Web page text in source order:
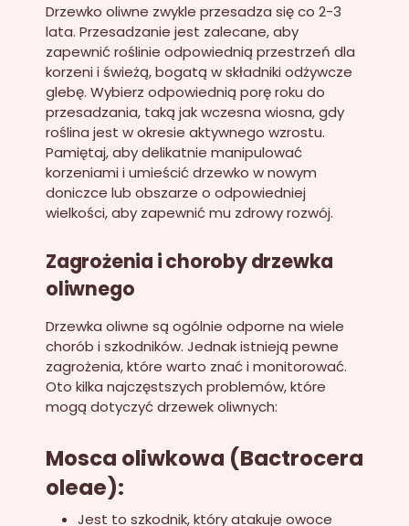
Drzewko oliwne zwykle przesadza się co 2-3
lata. Przesadzanie jest zalecane, aby
zapewnić roślinie odpowiednią przestrzeń dla
korzeni i świeżą, bogatą w składniki odżywcze
glebę. Wybierz odpowiednią porę roku do
przesadzania, taką jak wczesna wiosna, gdy
roślina jest w okresie aktywnego wzrostu.
Pamiętaj, aby delikatnie manipulować
korzeniami i umieścić drzewko w nowym
doniczce lub obszarze o odpowiedniej
wielkości, aby zapewnić mu zdrowy rozwój.
Zagrożenia i choroby drzewka
oliwnego
Drzewka oliwne są ogólnie odporne na wiele
chorób i szkodników. Jednak istnieją pewne
zagrożenia, które warto znać i monitorować.
Oto kilka najczęstszych problemów, które
mogą dotyczyć drzewek oliwnych:
Mosca oliwkowa (Bactrocera
oleae):
Jest to szkodnik, który atakuje owoce